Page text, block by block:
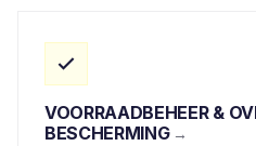
VOORRAADBEHEER &
BESCHERMING